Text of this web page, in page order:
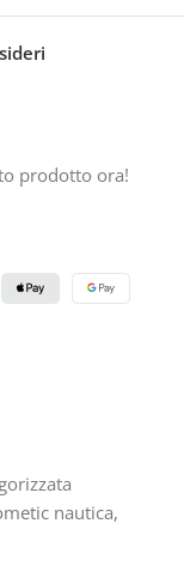
prodotto ora!
nautica,